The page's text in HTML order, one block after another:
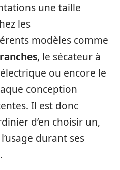
une taille
les
modèles comme
, le sécateur à
ou encore le
conception
Il est donc
d’en choisir un,
durant ses
.